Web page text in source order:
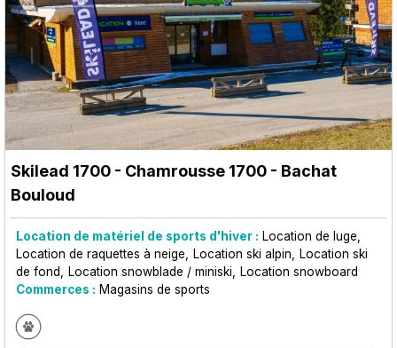
Skilead 1700 - Chamrousse 1700 - Bachat
Bouloud
Location de matériel de sports d'hiver : Location de luge
Location de raquettes à neige
Location ski alpin
Location ski
de fond
Location snowblade / miniski
Location snowboard
Commerces : Magasins de sports